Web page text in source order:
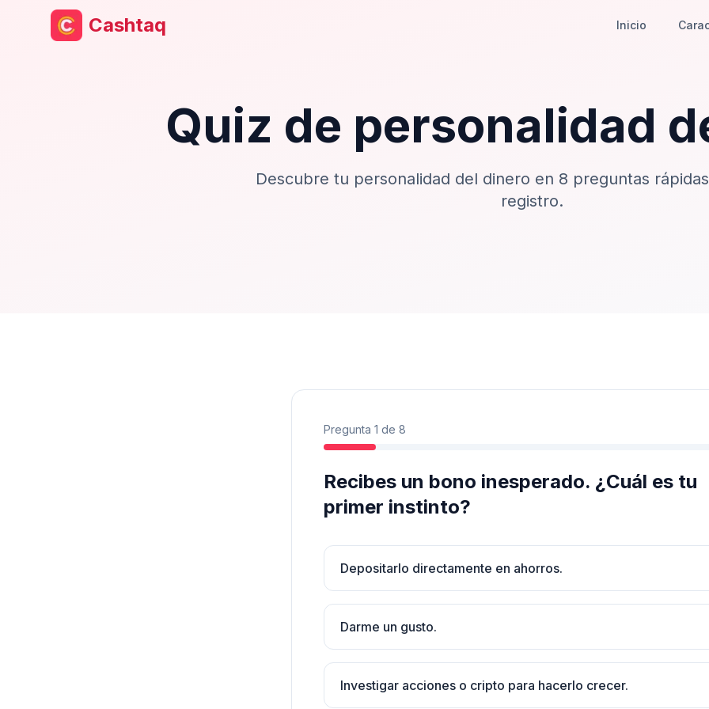
Cashtaq Inicio
Quiz de personalidad
Descubre tu personalidad del dinero en 8 preguntas
registro.
Pregunta 1 de 8
Recibes un bono inesperado. ¿Cuál es tu
primer instinto?
Depositarlo directamente en ahorros.
Darme un gusto.
Investigar acciones o cripto para hacerlo crecer.